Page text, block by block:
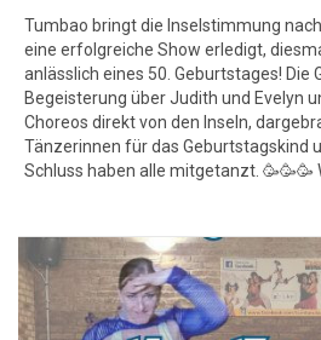
Tumbao bringt die Inselstimmung
eine erfolgreiche Show erledigt,
anlässlich eines 50. Geburtstages! Die
Begeisterung über Judith und Evelyn
Choreos direkt von den Inseln,
Tänzerinnen für das Geburtstagskind
Schluss haben alle mitgetanzt. 🥳🥳🥳